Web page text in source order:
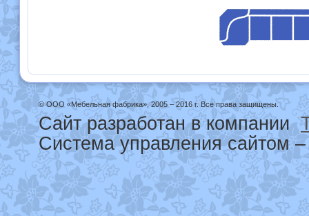
© ООО «Мебельная фабрика», 2005 – 2016 г. Все права защищены.
Сайт разработан в компании
Система управления сайтом